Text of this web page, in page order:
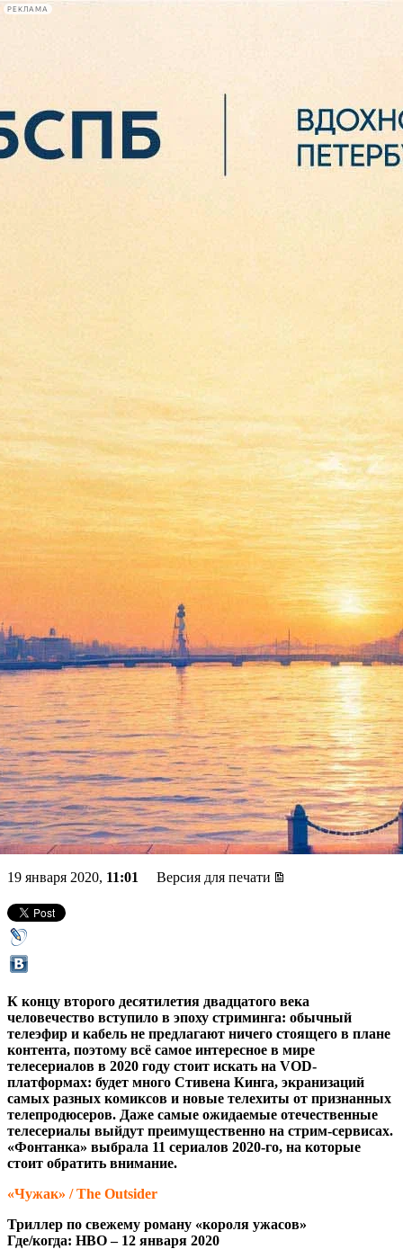
РЕКЛАМА
Сегодня:
2026.08.06
11 самых ожидаемых
телесериалов 2020 года,
включая российские. Выбор
«Фонтанки»
19 января 2020, 11:01 Версия для печати
К концу второго десятилетия двадцатого века
человечество вступило в эпоху стриминга: обычный
телеэфир и кабель не предлагают ничего стоящего в плане
контента, поэтому всё самое интересное в мире
телесериалов в 2020 году стоит искать на VOD-
платформах: будет много Стивена Кинга, экранизаций
самых разных комиксов и новые телехиты от признанных
телепродюсеров. Даже самые ожидаемые отечественные
телесериалы выйдут преимущественно на стрим-сервисах.
«Фонтанка» выбрала 11 сериалов 2020-го, на которые
стоит обратить внимание.
«Чужак» / The Outsider
Триллер по свежему роману «короля ужасов»
Где/когда: HBO – 12 января 2020